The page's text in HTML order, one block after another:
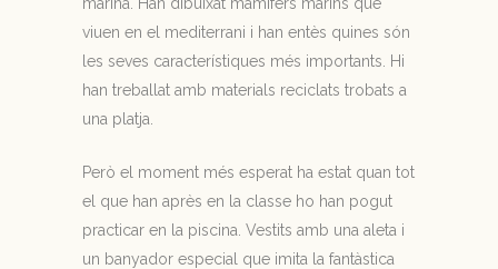
viuen en el mediterrani i han entès quines són
les seves característiques més importants. Hi
han treballat amb materials reciclats trobats a
una platja.
Però el moment més esperat ha estat quan tot
el que han après en la classe ho han pogut
practicar en la piscina. Vestits amb una aleta i
un banyador especial que imita la fantàstica